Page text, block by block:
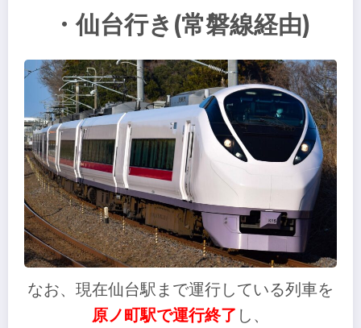
・仙台行き(常磐線経由)
なお、現在仙台駅まで運行している列車を
原ノ町駅で運行終了 し、